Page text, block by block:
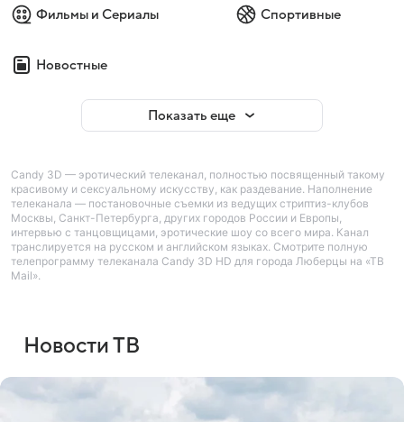
Фильмы и Сериалы Спортивные
Новостные
Показать еще
Candy 3D — эротический телеканал, полностью посвященный такому
красивому и сексуальному искусству, как раздевание. Наполнение
телеканала — постановочные съемки из ведущих стриптиз-клубов
Москвы, Санкт-Петербурга, других городов России и Европы,
интервью с танцовщицами, эротические шоу со всего мира. Канал
транслируется на русском и английском языках. Смотрите полную
телепрограмму телеканала Candy 3D HD для города Люберцы на «ТВ
Mail».
Новости ТВ